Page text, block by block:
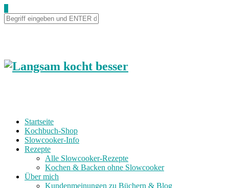
Startseite
Kochbuch-Shop
Slowcooker-Info
Rezepte
Alle Slowcooker-Rezepte
Kochen & Backen ohne Slowcooker
Über mich
Kundenmeinungen zu Büchern & Blog